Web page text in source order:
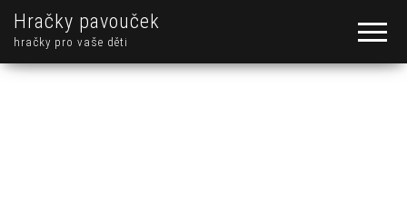
Hračky pavouček
hračky pro vaše děti